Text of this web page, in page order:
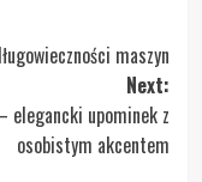
maszyn
Next:
elegancki upominek z
osobistym akcentem